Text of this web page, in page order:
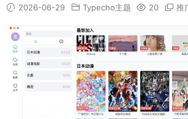
2026-06-29 Typecho主题 20 推